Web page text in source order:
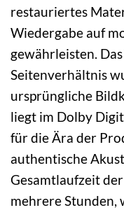
restauriertes
Wiedergabe auf
gewährleisten.
Seitenverhältnis
ursprüngliche
liegt im Dolby
für die Ära der
authentische
Gesamtlaufzeit
mehrere Stunden,